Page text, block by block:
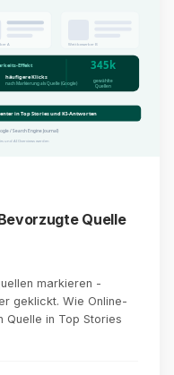
A Wettbewerber B
Effekt
häufigere Klicks
nach Markierung als Quelle (Google)
345k
gewählte
Quellen
in Top Stories und KI-Antworten
/ Search Engine Journal)
und AI Overviews werden
Quelle
markieren -
geklickt. Wie Online-
Quelle in Top Stories